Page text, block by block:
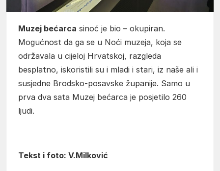
Muzej bećarca sinoć je bio – okupiran.
Mogućnost da ga se u Noći muzeja, koja se
održavala u cijeloj Hrvatskoj, razgleda
besplatno, iskoristili su i mladi i stari, iz naše ali i
susjedne Brodsko-posavske županije. Samo u
prva dva sata Muzej bećarca je posjetilo 260
ljudi.
Tekst i foto: V.Milković